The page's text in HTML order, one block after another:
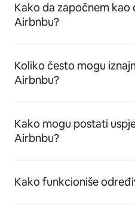
Kako da započnem kao
Airbnbu?
Koliko često mogu
Airbnbu?
Kako mogu postati
Airbnbu?
Kako funkcioniše